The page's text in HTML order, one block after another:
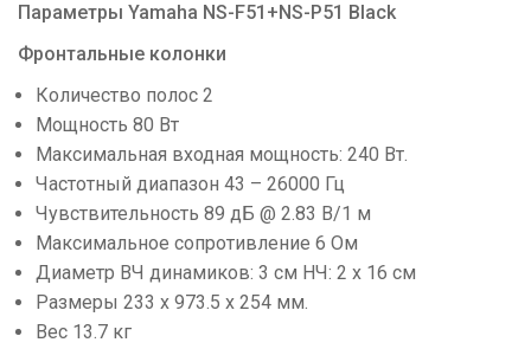
Параметры Yamaha NS-F51+NS-P51 Black
Фронтальные колонки
Количество полос 2
Мощность 80 Вт
Максимальная входная мощность: 240 Вт.
Частотный диапазон 43 – 26000 Гц
Чувствительность 89 дБ @ 2.83 В/1 м
Максимальное сопротивление 6 Ом
Диаметр ВЧ динамиков: 3 см НЧ: 2 х 16 см
Размеры 233 x 973.5 x 254 мм.
Вес 13.7 кг